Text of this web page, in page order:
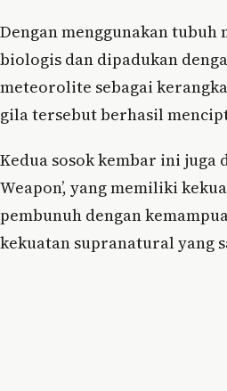
Dengan menggunakan tubuh
biologis dan dipadukan
meteorolite sebagai
gila tersebut berhasil
Kedua sosok kembar ini juga
Weapon’, yang memiliki
pembunuh dengan
kekuatan supranatural yang